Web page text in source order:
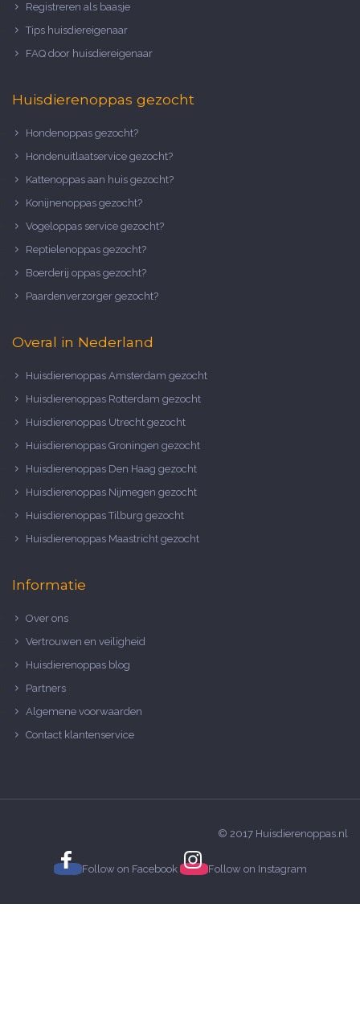
Registreren als baasje
Tips huisdiereigenaar
FAQ door huisdiereigenaar
Huisdierenoppas gezocht
Hondenoppas gezocht?
Hondenuitlaatservice gezocht?
Kattenoppas aan huis gezocht?
Konijnenoppas gezocht?
Vogeloppas service gezocht?
Reptielenoppas gezocht?
Boerderij oppas gezocht?
Paardenverzorger gezocht?
Overal in Nederland
Huisdierenoppas Amsterdam gezocht
Huisdierenoppas Rotterdam gezocht
Huisdierenoppas Utrecht gezocht
Huisdierenoppas Groningen gezocht
Huisdierenoppas Den Haag gezocht
Huisdierenoppas Nijmegen gezocht
Huisdierenoppas Tilburg gezocht
Huisdierenoppas Maastricht gezocht
Informatie
Over ons
Vertrouwen en veiligheid
Huisdierenoppas blog
Partners
Algemene voorwaarden
Contact klantenservice
© 2017 Huisdierenoppas.nl
Follow on Facebook Follow on Instagram